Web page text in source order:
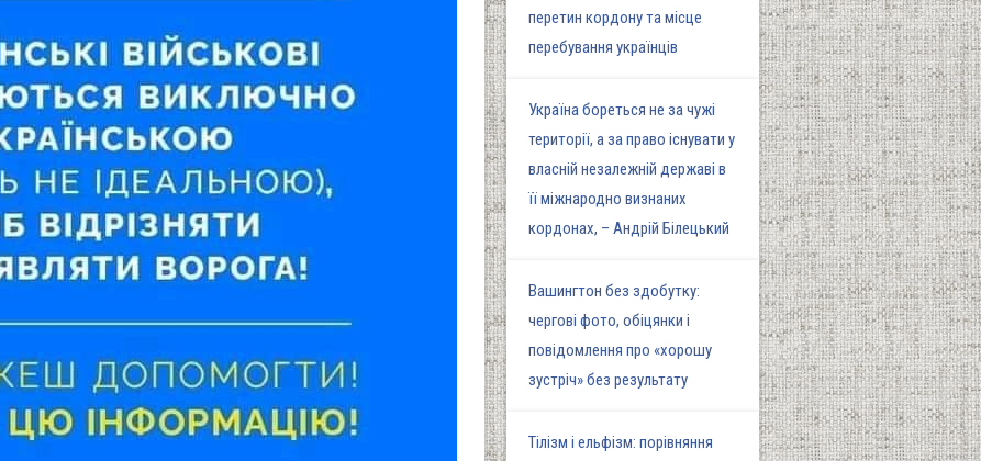
перетин кордону та місце
перебування українців
Україна бореться не за чужі
території, а за право існувати у
власній незалежній державі в
її міжнародно визнаних
кордонах, – Андрій Білецький
Вашингтон без здобутку:
чергові фото, обіцянки і
повідомлення про «хорошу
зустріч» без результату
Тілізм і ельфізм: порівняння